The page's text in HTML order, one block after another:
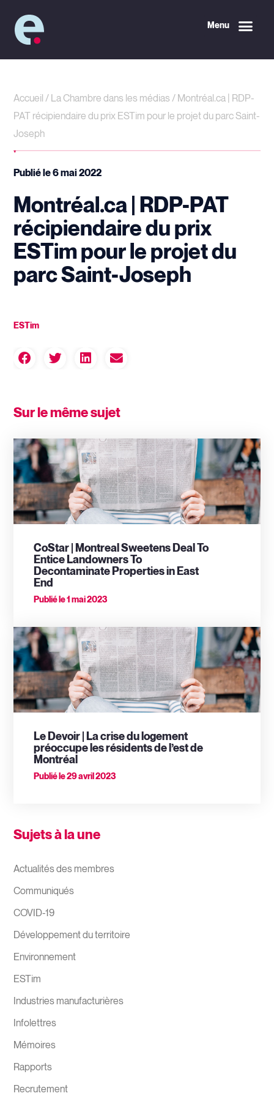
Menu
Accueil / La Chambre dans les médias / Montréal.ca | RDP-
PAT récipiendaire du prix ESTim pour le projet du parc Saint-
Joseph
Publié le6 mai 2022
Montréal.ca | RDP-PAT
récipiendaire du prix
ESTim pour le projet du
parc Saint-Joseph
ESTim
Sur le même sujet
CoStar | Montreal Sweetens Deal To
Entice Landowners To
Decontaminate Properties in East
End
Publié le1 mai 2023
Le Devoir | La crise du logement
préoccupe les résidents de l’est de
Montréal
Publié le29 avril 2023
Sujets à la une
Actualités des membres
Communiqués
COVID-19
Développement du territoire
Environnement
ESTim
Industries manufacturières
Infolettres
Mémoires
Rapports
Recrutement